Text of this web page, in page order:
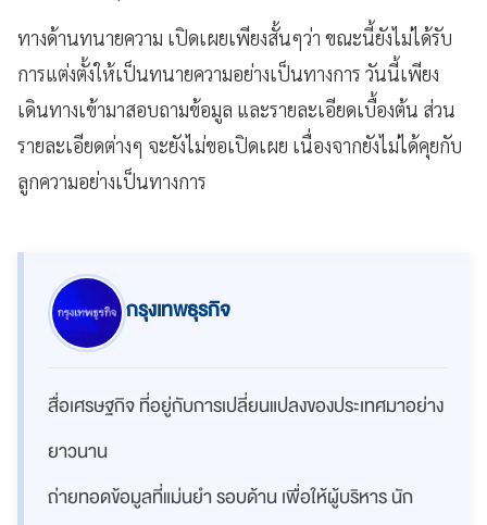
ทางด้านทนายความ เปิดเผยเพียงสั้นๆว่า ขณะนี้ยังไม่ได้รับ
การแต่งตั้งให้เป็นทนายความอย่างเป็นทางการ วันนี้เพียง
เดินทางเข้ามาสอบถามข้อมูล และรายละเอียดเบื้องต้น ส่วน
รายละเอียดต่างๆ จะยังไม่ขอเปิดเผย เนื่องจากยังไม่ได้คุยกับ
ลูกความอย่างเป็นทางการ
กรุงเทพธุรกิจ
สื่อเศรษฐกิจ ที่อยู่กับการเปลี่ยนแปลงของประเทศมาอย่าง
ยาวนาน
ถ่ายทอดข้อมูลที่แม่นยำ รอบด้าน เพื่อให้ผู้บริหาร นัก